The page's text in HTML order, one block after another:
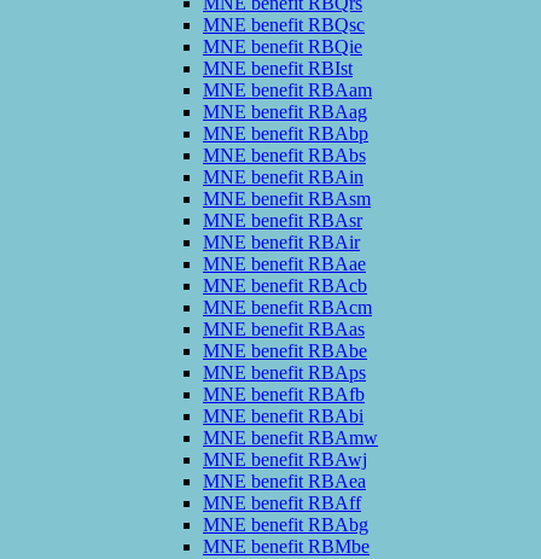
MNE benefit RBQsc
MNE benefit RBQie
MNE benefit RBIst
MNE benefit RBAam
MNE benefit RBAag
MNE benefit RBAbp
MNE benefit RBAbs
MNE benefit RBAin
MNE benefit RBAsm
MNE benefit RBAsr
MNE benefit RBAir
MNE benefit RBAae
MNE benefit RBAcb
MNE benefit RBAcm
MNE benefit RBAas
MNE benefit RBAbe
MNE benefit RBAps
MNE benefit RBAfb
MNE benefit RBAbi
MNE benefit RBAmw
MNE benefit RBAwj
MNE benefit RBAea
MNE benefit RBAff
MNE benefit RBAbg
MNE benefit RBMbe